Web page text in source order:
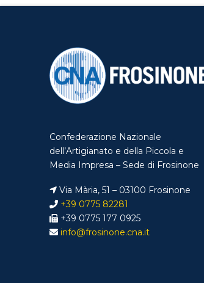
Confederazione Nazionale
dell’Artigianato e della Piccola e
Media Impresa – Sede di Frosinone
Via Mària, 51 – 03100 Frosinone
+39 0775 82281
+39 0775 177 0925
info@frosinone.cna.it